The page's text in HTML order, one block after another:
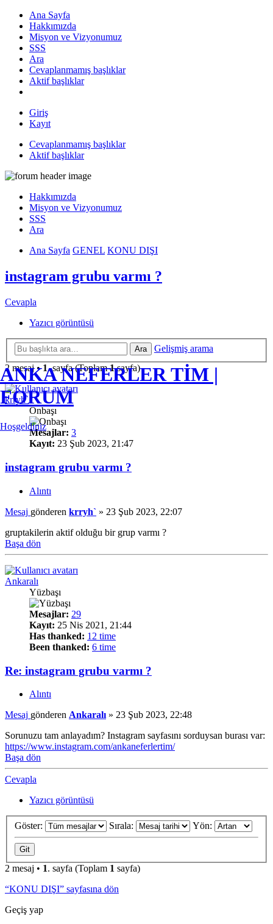
Ana Sayfa
Hakkımızda
Misyon ve Vizyonumuz
SSS
Ara
Cevaplanmamış başlıklar
Aktif başlıklar
Giriş
Kayıt
Cevaplanmamış başlıklar
Aktif başlıklar
ANKA NEFERLER TİM |
FORUM
Hoşgeldiniz
Hakkımızda
Misyon ve Vizyonumuz
SSS
Ara
Ana Sayfa GENEL KONU DIŞI
instagram grubu varmı ?
Cevapla
Yazıcı görüntüsü
Ara
Gelişmiş arama
2 mesaj •1. sayfa (Toplam1sayfa)
krryh`
Onbaşı
Mesajlar: 3
Kayıt: 23 Şub 2023, 21:47
instagram grubu varmı ?
Alıntı
Mesaj gönderen krryh` » 23 Şub 2023, 22:07
gruptakilerin aktif olduğu bir grup varmı ?
Başa dön
Ankaralı
Yüzbaşı
Mesajlar: 29
Kayıt: 25 Nis 2021, 21:44
Has thanked: 12 time
Been thanked: 6 time
Re: instagram grubu varmı ?
Alıntı
Mesaj gönderen Ankaralı » 23 Şub 2023, 22:48
Sorunuzu tam anlayadım? Instagram sayfasını sorduysan burası var:
https://www.instagram.com/ankaneferlertim/
Başa dön
Cevapla
Yazıcı görüntüsü
Göster: Sırala: Yön:
2 mesaj • 1. sayfa (Toplam 1 sayfa)
“KONU DIŞI” sayfasına dön
Geçiş yap